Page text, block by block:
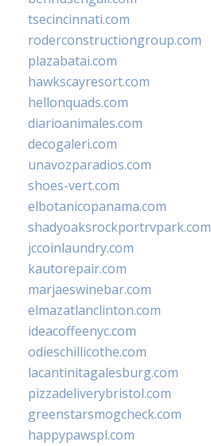
tsecincinnati.com
roderconstructiongroup.com
plazabatai.com
hawkscayresort.com
hellonquads.com
diarioanimales.com
decogaleri.com
unavozparadios.com
shoes-vert.com
elbotanicopanama.com
shadyoaksrockportrvpark.com
jccoinlaundry.com
kautorepair.com
marjaeswinebar.com
elmazatlanclinton.com
ideacoffeenyc.com
odieschillicothe.com
lacantinitagalesburg.com
pizzadeliverybristol.com
greenstarsmogcheck.com
happypawspl.com